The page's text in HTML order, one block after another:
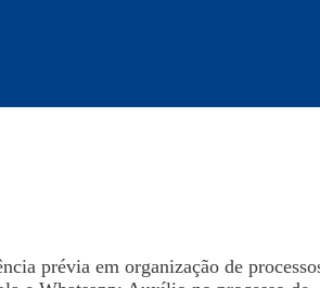
prévia em organização de